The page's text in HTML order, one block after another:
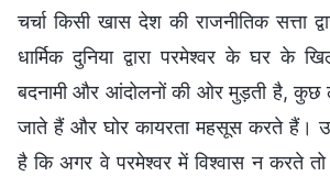
चर्चा किसी खास देश की राजनीतिक सत्ता
धार्मिक दुनिया द्वारा परमेश्वर के घर के
बदनामी और आंदोलनों की ओर मुड़ती है,
जाते हैं और घोर कायरता महसूस करते हैं।
है कि अगर वे परमेश्वर में विश्वास न करते